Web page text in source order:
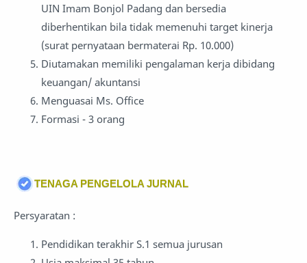
UIN Imam Bonjol Padang dan bersedia
diberhentikan bila tidak memenuhi target kinerja
(surat pernyataan bermaterai Rp. 10.000)
Diutamakan memiliki pengalaman kerja dibidang
keuangan/ akuntansi
Menguasai Ms. Office
Formasi - 3 orang
TENAGA PENGELOLA JURNAL
Persyaratan :
Pendidikan terakhir S.1 semua jurusan